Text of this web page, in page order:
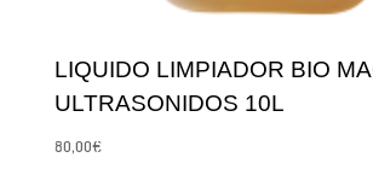
LIQUIDO LIMPIADOR BIO
ULTRASONIDOS 10L
80,00€